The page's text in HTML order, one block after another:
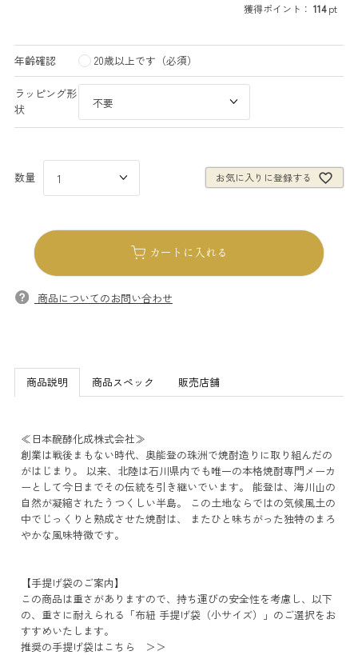
獲得ポイント： 114 pt
年齢確認 20歳以上です（必須）
ラッピング形
状
お気に入りに登録する
カートに入れる
商品についてのお問い合わせ
商品説明 商品スペック 販売店舗
≪日本醗酵化成株式会社≫
創業は戦後まもない時代、奥能登の珠洲で焼酎造りに取り組んだの
がはじまり。 以来、北陸は石川県内でも唯一の本格焼酎専門メーカ
ーとして今日までその伝統を引き継いでいます。 能登は、海川山の
自然が凝縮されたうつくしい半島。 この土地ならではの気候風土の
中でじっくりと熟成させた焼酎は、 またひと味ちがった独特のまろ
やかな風味特徴です。
【手提げ袋のご案内】
この商品は重さがありますので、持ち運びの安全性を考慮し、以下
の、重さに耐えられる「布紐 手提げ袋（小サイズ）」のご選択をお
すすめいたします。
推奨の手提げ袋はこちら ＞＞